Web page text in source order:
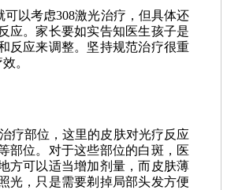
以考虑308激光治疗，但具体还
应。家长要如实告知医生孩子是
反应来调整。坚持规范治疗很重
。
疗部位，这里的皮肤对光疗反应
部位。对于这些部位的白斑，医
方可以适当增加剂量，而皮肤薄
光，只是需要剃掉局部头发方便